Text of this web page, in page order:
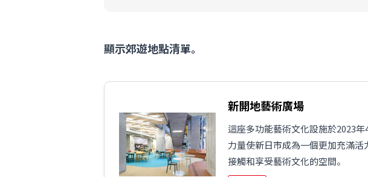
顯示郊遊地點清單。
新開地藝術廣場
這座多功能藝術文化設施於2023
力量使新日市成為一個更加充滿
接觸和享受藝術文化的空間。